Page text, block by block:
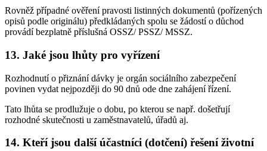
Rovněž případné ověření pravosti listinných dokumentů (pořízených
opisů podle originálu) předkládaných spolu se žádostí o důchod
provádí bezplatně příslušná OSSZ/ PSSZ/ MSSZ.
13. Jaké jsou lhůty pro vyřízení
Rozhodnutí o přiznání dávky je orgán sociálního zabezpečení
povinen vydat nejpozději do 90 dnů ode dne zahájení řízení.
Tato lhůta se prodlužuje o dobu, po kterou se např. došetřují
rozhodné skutečnosti u zaměstnavatelů, úřadů aj.
14. Kteří jsou další účastníci (dotčení) řešení životní